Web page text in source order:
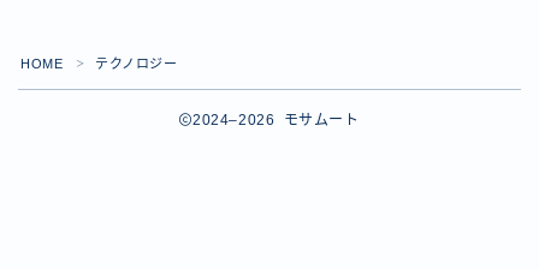
HOME ＞ テクノロジー
2024–2026 モサムート